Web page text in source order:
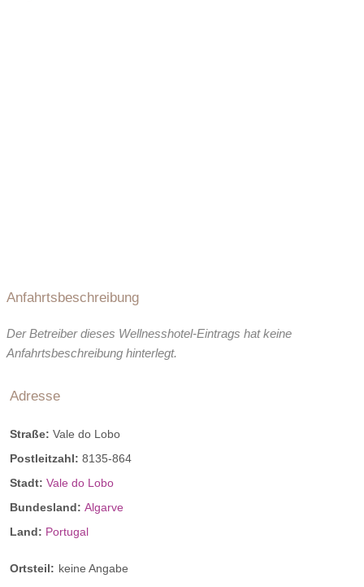
Anfahrtsbeschreibung
Der Betreiber dieses Wellnesshotel-Eintrags hat keine
Anfahrtsbeschreibung hinterlegt.
Adresse
Straße: Vale do Lobo
Postleitzahl: 8135-864
Stadt: Vale do Lobo
Bundesland: Algarve
Land: Portugal
Ortsteil: keine Angabe